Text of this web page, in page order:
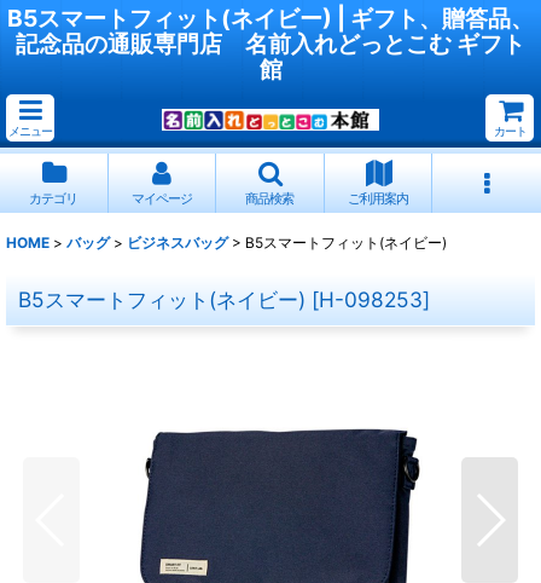
B5スマートフィット(ネイビー) | ギフト、贈答品、
記念品の通販専門店 名前入れどっとこむ ギフト
館
メニュー カート
カテゴリ マイページ 商品検索 ご利用案内
HOME > バッグ > ビジネスバッグ > B5スマートフィット(ネイビー)
B5スマートフィット(ネイビー) [H-098253]